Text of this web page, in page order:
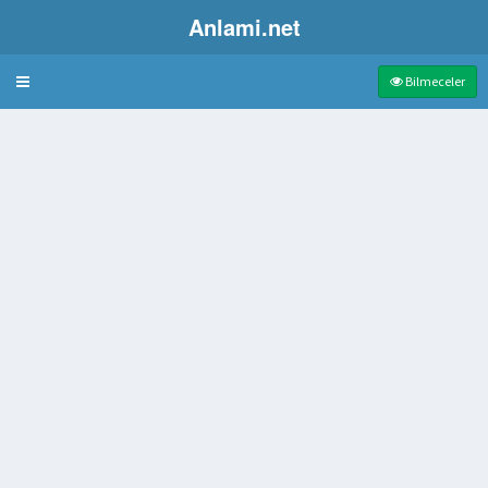
Anlami.net
Bulmaca Bilmeceler